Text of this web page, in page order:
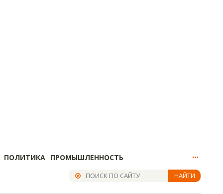
ПОЛИТИКА ПРОМЫШЛЕННОСТЬ
НАЙТИ